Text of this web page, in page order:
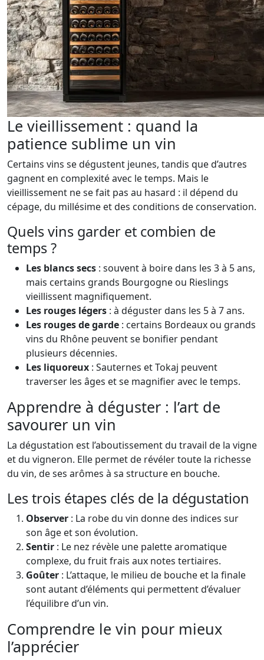
Le vieillissement : quand la
patience sublime un vin
Certains vins se dégustent jeunes, tandis que d’autres
gagnent en complexité avec le temps. Mais le
vieillissement ne se fait pas au hasard : il dépend du
cépage, du millésime et des conditions de conservation.
Quels vins garder et combien de
temps ?
Les blancs secs : souvent à boire dans les 3 à 5 ans,
mais certains grands Bourgogne ou Rieslings
vieillissent magnifiquement.
Les rouges légers : à déguster dans les 5 à 7 ans.
Les rouges de garde : certains Bordeaux ou grands
vins du Rhône peuvent se bonifier pendant
plusieurs décennies.
Les liquoreux : Sauternes et Tokaj peuvent
traverser les âges et se magnifier avec le temps.
Apprendre à déguster : l’art de
savourer un vin
La dégustation est l’aboutissement du travail de la vigne
et du vigneron. Elle permet de révéler toute la richesse
du vin, de ses arômes à sa structure en bouche.
Les trois étapes clés de la dégustation
Observer : La robe du vin donne des indices sur
son âge et son évolution.
Sentir : Le nez révèle une palette aromatique
complexe, du fruit frais aux notes tertiaires.
Goûter : L’attaque, le milieu de bouche et la finale
sont autant d’éléments qui permettent d’évaluer
l’équilibre d’un vin.
Comprendre le vin pour mieux
l’apprécier